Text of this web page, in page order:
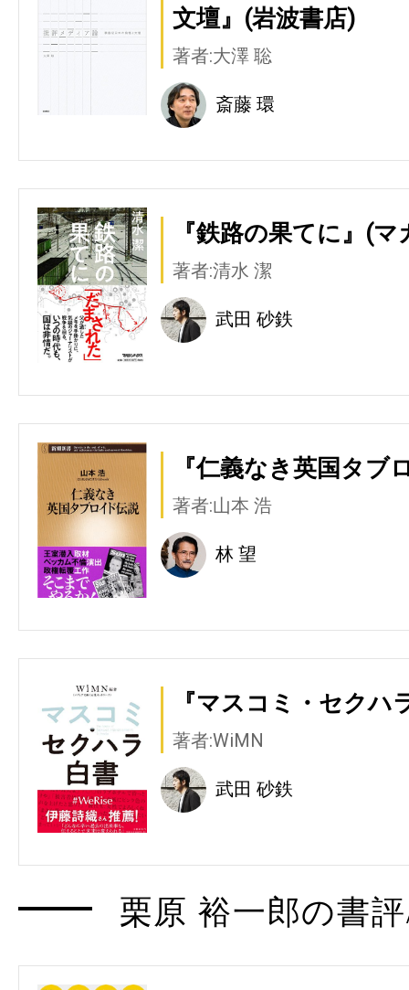
文壇』(岩波書店)
著者:大澤 聡
斎藤 環
『鉄路の果てに』(
著者:清水 潔
武田 砂鉄
『仁義なき英国タブ
著者:山本 浩
林 望
『マスコミ・セクハ
著者:WiMN
武田 砂鉄
栗原 裕一郎の書